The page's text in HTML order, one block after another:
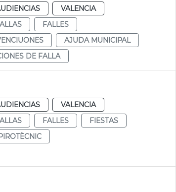
VALENCIA
FALLES
AJUDA MUNICIPAL
DE FALLA
VALENCIA
FALLES
FIESTAS